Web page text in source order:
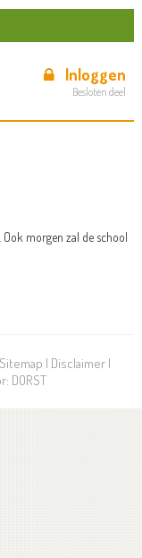
Inloggen
Besloten deel
Ook morgen zal de school
Sitemap | Disclaimer |
DORST